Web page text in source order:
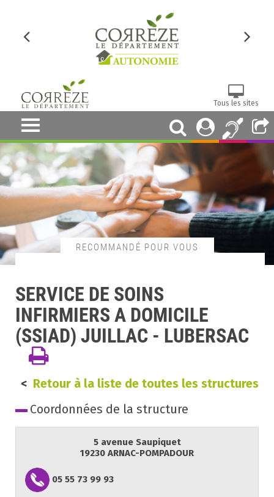
Tous les sites
RECOMMANDÉ POUR VOUS
SERVICE DE SOINS
INFIRMIERS A DOMICILE
(SSIAD) JUILLAC - LUBERSAC
< Retour à la liste de toutes les structures
Coordonnées de la structure
5 avenue Saupiquet
19230 ARNAC-POMPADOUR
05 55 73 99 93